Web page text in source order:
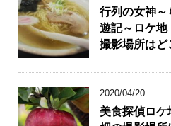
行列の女神～
遊記～ロケ地
撮影場所はど
2020/04/20
美食探偵ロケ